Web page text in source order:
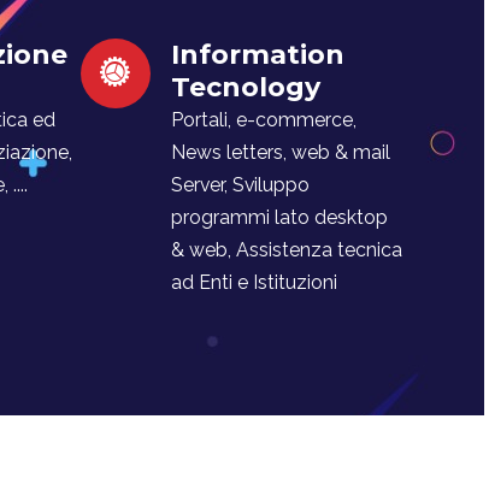
ed
....
Information
Tecnology
Portali, e-commerce,
News letters, web & mail
Server, Sviluppo
programmi lato desktop
& web, Assistenza tecnica
ad Enti e Istituzioni